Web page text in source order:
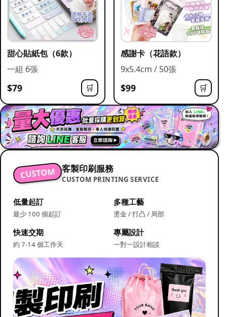
甜心貼紙包（6款）
一組 6張
$79 🛒
感謝卡（花語款）
9x5.4cm / 50張
$99 🛒
CUSTOM 客製印刷服務
CUSTOM PRINTING SERVICE
低量起訂
最少 100 個起訂
多種工藝
燙金 / 打凸 / 局部
快速交期
約 7-14 個工作天
專屬設計
一對一設計相談